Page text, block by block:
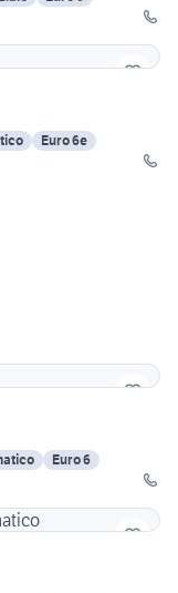
Euro 6e
Euro 6